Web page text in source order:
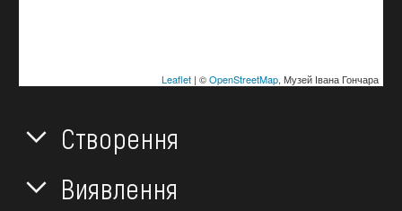
Leaflet| ©OpenStreetMap, Музей Івана Гончара
Створення
Виявлення